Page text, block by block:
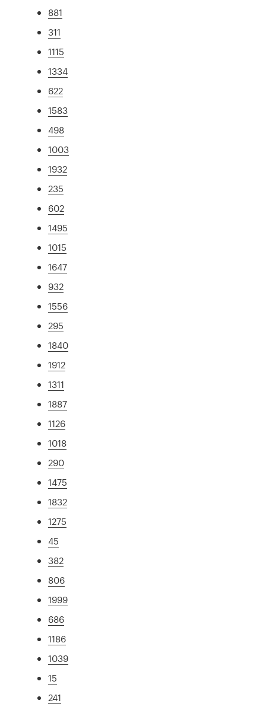
881
311
1115
1334
622
1583
498
1003
1932
235
602
1495
1015
1647
932
1556
295
1840
1912
1311
1887
1126
1018
290
1475
1832
1275
45
382
806
1999
686
1186
1039
15
241